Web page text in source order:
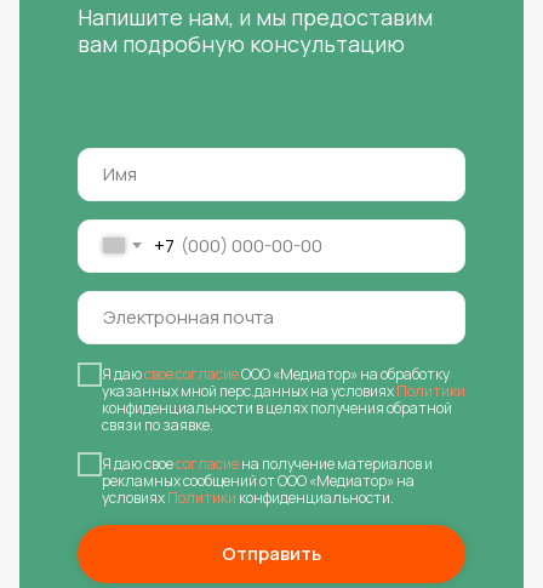
+7
Я даюсвое согласиеООО «Медиатор» на обработку
указанных мной перс.данных на условияхПолитики
конфиденциальности в целях получения обратной
связи по заявке.
Я даю своесогласиена получение материалов и
рекламных сообщений от ООО «Медиатор» на
условияхПолитики конфиденциальности.
Отправить
Напишите нам, и мы предоставим
вам подробную консультацию